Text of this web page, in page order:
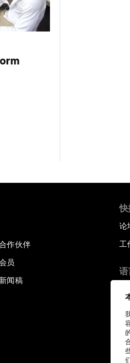
作伙伴
员
闻稿
快
论
工
语